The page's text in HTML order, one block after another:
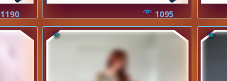
1190
1095